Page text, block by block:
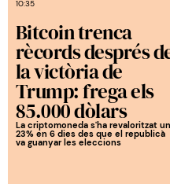
10:35
Bitcoin trenca
rècords després
la victòria de
Trump: frega els
85.000 dòlars
La criptomoneda s'ha revaloritzat un
23% en 6 dies des que el republicà
va guanyar les eleccions